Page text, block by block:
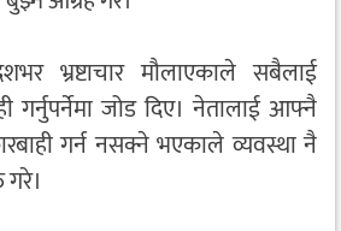
भ्रष्टाचार मौलाएकाले सबैलाई
गर्नुपर्नेमा जोड दिए। नेतालाई आफ्नै
गर्न नसक्ने भएकाले व्यवस्था नै
गरे।